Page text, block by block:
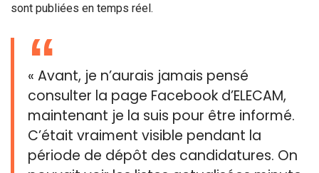
sont publiées en temps réel.
« Avant, je n’aurais jamais pensé
consulter la page Facebook d’ELECAM,
maintenant je la suis pour être informé.
C’était vraiment visible pendant la
période de dépôt des candidatures. On